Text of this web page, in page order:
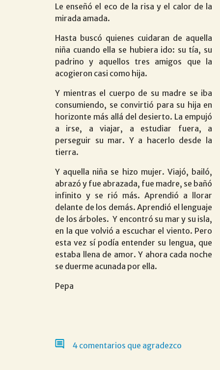
Le enseñó el eco de la risa y el calor de la
mirada amada.
Hasta buscó quienes cuidaran de aquella
niña cuando ella se hubiera ido: su tía, su
padrino y aquellos tres amigos que la
acogieron casi como hija.
Y mientras el cuerpo de su madre se iba
consumiendo, se convirtió para su hija en
horizonte más allá del desierto. La empujó
a irse, a viajar, a estudiar fuera, a
perseguir su mar. Y a hacerlo desde la
tierra.
Y aquella niña se hizo mujer. Viajó, bailó,
abrazó y fue abrazada, fue madre, se bañó
infinito y se rió más. Aprendió a llorar
delante de los demás. Aprendió el lenguaje
de los árboles. Y encontró su mar y su isla,
en la que volvió a escuchar el viento. Pero
esta vez sí podía entender su lengua, que
estaba llena de amor. Y ahora cada noche
se duerme acunada por ella.
Pepa
4 comentarios que agradezco